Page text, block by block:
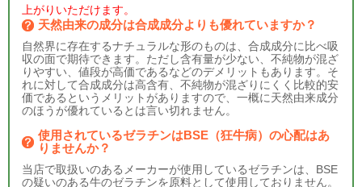
上がりいただけます。
天然由来の成分は合成成分よりも優れていますか？
自然界に存在するナチュラルな形のものは、合成成分に比べ吸
収の面で期待できます。ただし含有量が少ない、不純物が混ざ
りやすい、値段が高価であるなどのデメリットもあります。そ
れに対して合成成分は高含有、不純物が混ざりにくく比較的安
価であるというメリットがありますので、一概に天然由来成分
のほうが優れているとは言い切れません。
使用されているゼラチンはBSE（狂牛病）の心配はあ
りませんか？
当店で取扱いのあるメーカーが使用しているゼラチンは、BSE
の疑いのある牛のゼラチンを原料として使用しておりません。